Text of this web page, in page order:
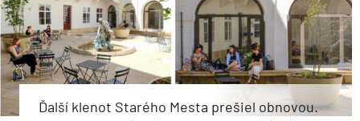
Ďalší klenot Starého Mesta prešiel obnovou.